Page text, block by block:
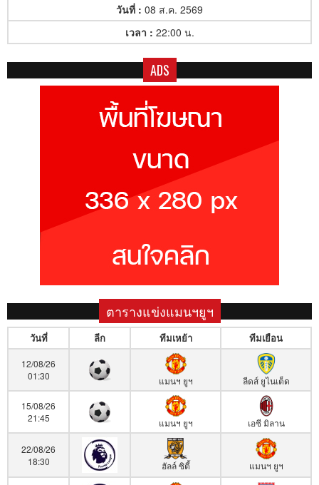
วันที่ : 08 ส.ค. 2569
เวลา : 22:00 น.
ADS
ตารางแข่งแมนฯยูฯ
วันที่ ลีก ทีมเหย้า ทีมเยือน
12/08/26
01:30
แมนฯ ยูฯ ลีดส์ ยูไนเต็ด
15/08/26
21:45
แมนฯ ยูฯ เอซี มิลาน
22/08/26
18:30
ฮัลล์ ซิตี้ แมนฯ ยูฯ